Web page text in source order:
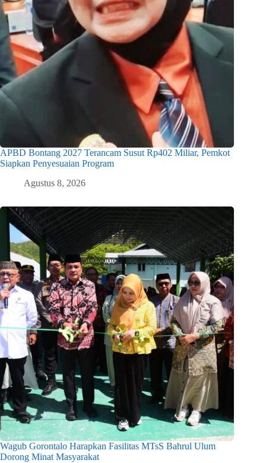
APBD Bontang 2027 Terancam Susut Rp402 Miliar, Pemkot
Siapkan Penyesuaian Program
Agustus 8, 2026
Wagub Gorontalo Harapkan Fasilitas MTsS Bahrul Ulum
Dorong Minat Masyarakat